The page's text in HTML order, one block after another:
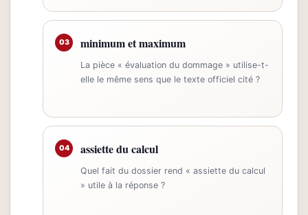
03 minimum et maximum
La pièce « évaluation du dommage » utilise-t-
elle le même sens que le texte officiel cité ?
04 assiette du calcul
Quel fait du dossier rend « assiette du calcul
» utile à la réponse ?